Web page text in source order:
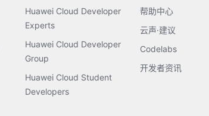
Huawei Cloud Developer
Experts
Huawei Cloud Developer
Group
Huawei Cloud Student
Developers
帮助中心
云声·建议
Codelabs
开发者资讯